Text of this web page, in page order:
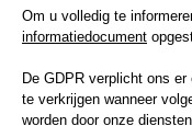
Om u volledig te
informatiedocument
De GDPR verplicht ons
te verkrijgen wanneer
worden door onze